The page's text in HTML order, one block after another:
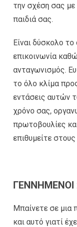
την σχέση σας
παιδιά σας.
Είναι δύσκολο
επικοινωνία
ανταγωνισμός.
το όλο κλίμα
εντάσεις αυτών
χρόνο σας,
πρωτοβουλίες
επιθυμείτε
ΓΕΝΝΗΜΕΝΟΙ
Μπαίνετε σε μια
και αυτό γιατί